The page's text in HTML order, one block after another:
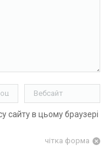
* Вебсайт
сайту в цьому браузері
чітка форма